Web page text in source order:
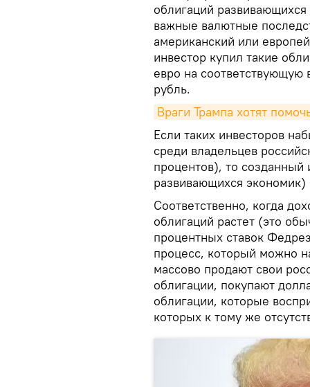
облигаций
важные валютные
американский или
инвестор купил такие
евро на соответствующую
рубль.
Враги Трампа хотят
Если таких инвесторов
среди владельцев
процентов), то
развивающихся
Соответственно, когда
облигаций растет (это
процентных ставок
процесс, который можно
массово продают свои
облигации, покупают
облигации, которые
которых к тому же